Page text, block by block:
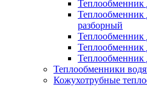
Теплообменник
разборный
Теплообменники
Кожухотрубные